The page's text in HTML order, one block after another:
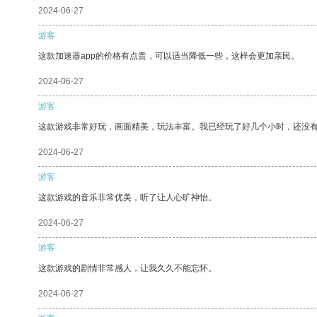
2024-06-27
游客
这款加速器app的价格有点贵，可以适当降低一些，这样会更加亲民。
2024-06-27
游客
这款游戏非常好玩，画面精美，玩法丰富。我已经玩了好几个小时，还没
2024-06-27
游客
这款游戏的音乐非常优美，听了让人心旷神怡。
2024-06-27
游客
这款游戏的剧情非常感人，让我久久不能忘怀。
2024-06-27